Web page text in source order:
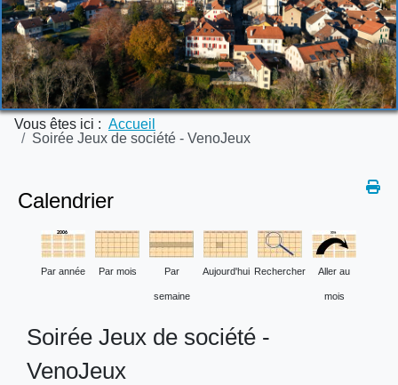
Vous êtes ici : Accueil
Soirée Jeux de société - VenoJeux
Calendrier
Par année Par mois Par
semaine
Aujourd'hui Rechercher Aller au
mois
Soirée Jeux de société -
VenoJeux